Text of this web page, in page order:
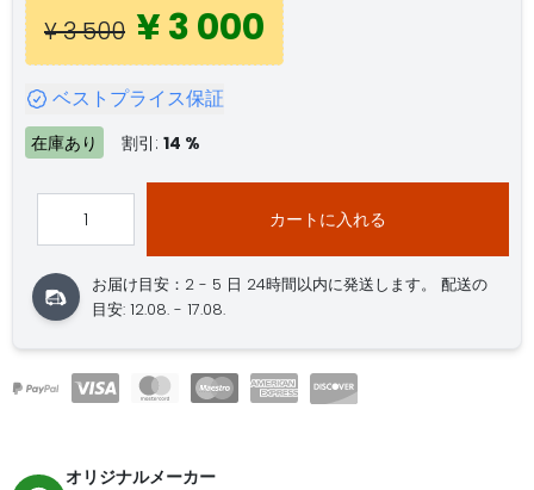
¥ 3 500 ¥ 3 000
ベストプライス保証
在庫あり 割引: 14 %
カートに入れる
お届け目安：2 - 5 日 24時間以内に発送します。配送の
目安: 12.08. - 17.08.
オリジナルメーカー